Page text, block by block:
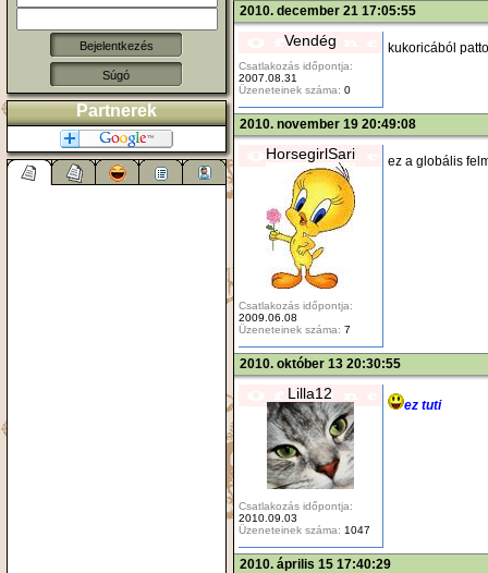
Súgó
Partnerek
2010. december 21 17:05:55
Vendég
Csatlakozás időpontja:
2007.08.31
Üzeneteinek száma: 0
kukoricából
2010. november 19 20:49:08
HorsegirlSari
Csatlakozás időpontja:
2009.06.08
Üzeneteinek száma: 7
ez a globális
2010. október 13 20:30:55
Lilla12
Csatlakozás időpontja:
2010.09.03
Üzeneteinek száma: 1047
ez tuti
2010. április 15 17:40:29